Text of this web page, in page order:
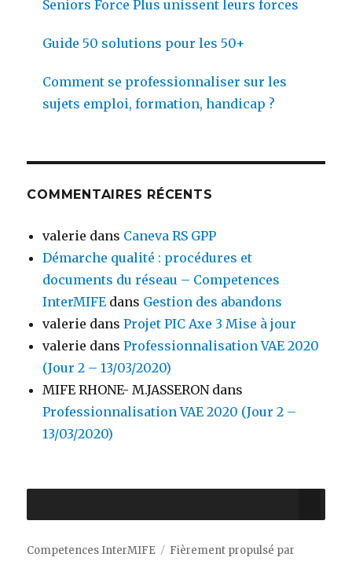
Seniors Force Plus unissent leurs forces
Guide 50 solutions pour les 50+
Comment se professionnaliser sur les
sujets emploi, formation, handicap ?
COMMENTAIRES RÉCENTS
valerie dans Caneva RS GPP
Démarche qualité : procédures et
documents du réseau – Competences
InterMIFE dans Gestion des abandons
valerie dansProjet PIC Axe 3 Mise à jour
valerie dansProfessionnalisation VAE 2020
(Jour 2 – 13/03/2020)
MIFE RHONE- M.JASSERONdans
Professionnalisation VAE 2020 (Jour 2 –
13/03/2020)
Competences InterMIFE
Fièrement propulsé par